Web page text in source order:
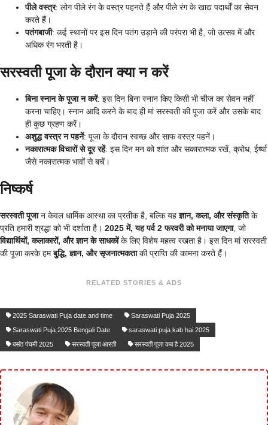
पीले वस्त्र: लोग पीले रंग के वस्त्र पहनते हैं और पीले रंग के खाद्य पदार्थों का सेवन
करते हैं।
पतंगबाजी: कई स्थानों पर इस दिन पतंग उड़ाने की परंपरा भी है, जो उत्सव में और
अधिक रंग भरती है।
सरस्वती पूजा के दौरान क्या न करें
बिना स्नान के पूजा न करें: इस दिन बिना स्नान किए किसी भी चीज का सेवन नहीं
करना चाहिए। स्नान आदि करने के बाद ही मां सरस्वती की पूजा करें और उसके बाद
ही कुछ ग्रहण करें।
अशुद्ध वस्त्र न पहनें: पूजा के दौरान स्वच्छ और साफ वस्त्र पहनें।
नकारात्मक विचारों से दूर रहें: इस दिन मन को शांत और सकारात्मक रखें, क्रोध, ईर्ष्या
जैसे नकारात्मक भावों से बचें।
निष्कर्ष
सरस्वती पूजान केवल धार्मिक आस्था का प्रतीक है, बल्कि यहज्ञान, कला, और संस्कृतिके
प्रति हमारी श्रद्धा को भी दर्शाता है। 2025 में, यह पर्व 2 फरवरी को मनाया जाएगा, जो
विद्यार्थियों, कलाकारों, और ज्ञान के साधकोंके लिए विशेष महत्व रखता है। इस दिन मां सरस्वती
की पूजा करके हमबुद्धि, ज्ञान, और सृजनात्मकताकी प्राप्ति की कामना करते हैं।
RELATED STORIES & ADS
2025 Saraswati Puja date and time
Saraswati Puja 2025
Saraswati Puja 2025 Bengali Date
saraswati puja kab hai 2025
बसंत पंचमी 2025
सरस्वती पूजा आरती सरस्‍वती पूजा कब है 2025